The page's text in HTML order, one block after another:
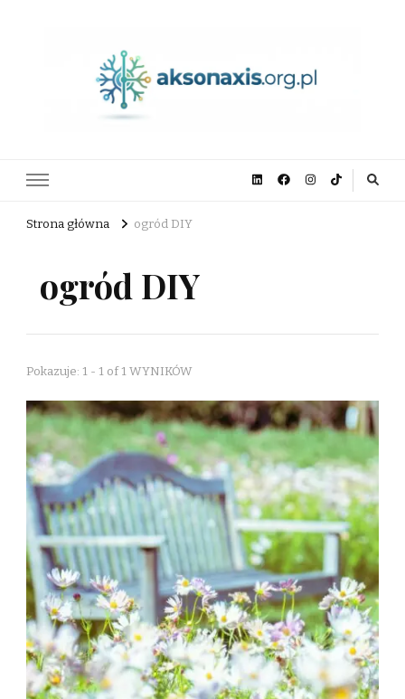
Strona główna ogród DIY
ogród DIY
Pokazuje: 1 - 1 of 1 WYNIKÓW